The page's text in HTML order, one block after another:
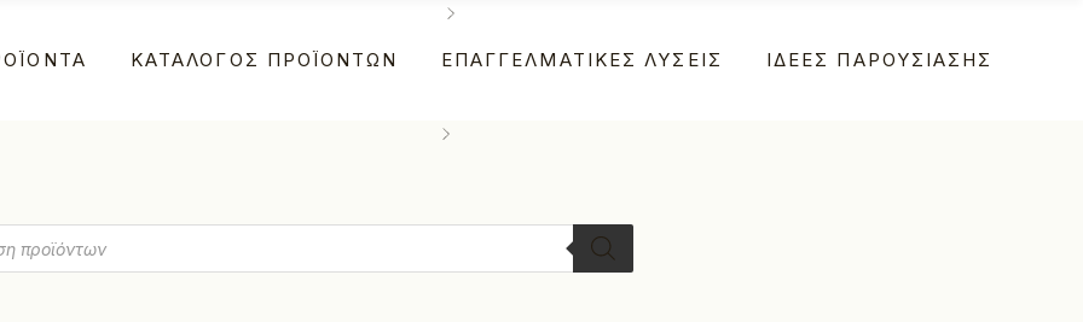
ΚΑΤΆΛΟΓΟΣ ΠΡΟΪΌΝΤΩΝ ΕΠΑΓΓΕΛΜΑΤΙΚΕΣ ΛΥΣΕΙΣ
Ξενοδοχεία
ΙΔΕΕΣ ΠΑΡΟΥΣΙΑΣΗΣ
Σφολιάτες Φούρνοι